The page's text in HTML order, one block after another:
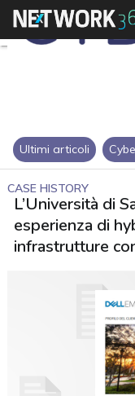
Ultimi articoli
CASE HISTORY
L’Università di
esperienza di
infrastrutture